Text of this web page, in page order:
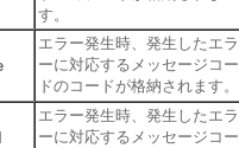
す。
エラー発生時、発生したエラ
ーに対応するメッセージコー
ドのコードが格納されます。
エラー発生時、発生したエラ
ーに対応するメッセージコー